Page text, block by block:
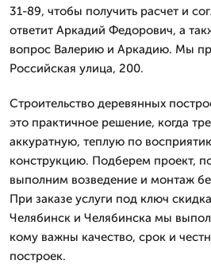
31-89, чтобы получить расчет и
ответит Аркадий Федорович, а
вопрос Валерию и Аркадию. Мы
Российская улица, 200.
Строительство деревянных
это практичное решение, когда
аккуратную, теплую по
конструкцию. Подберем проект,
выполним возведение и монтаж
При заказе услуги под ключ
Челябинск и Челябинска мы
кому важны качество, срок и
построек.